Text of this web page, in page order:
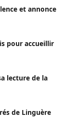
et annonce
pour accueillir
lecture de la
de Linguère